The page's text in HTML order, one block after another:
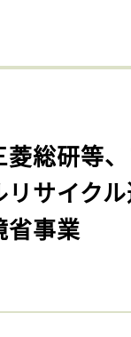
菱総研等
リサイク
省事業